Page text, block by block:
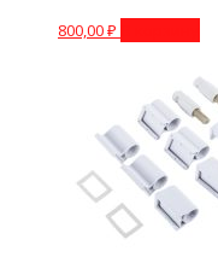
800,00₽